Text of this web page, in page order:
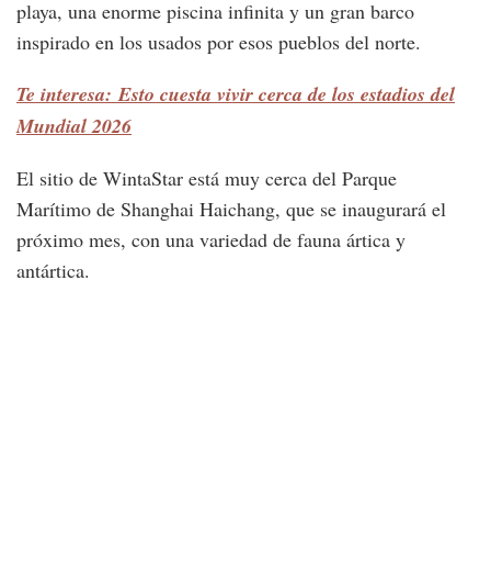
playa, una enorme piscina infinita y un gran barco
inspirado en los usados por esos pueblos del norte.
Te interesa: Esto cuesta vivir cerca de los estadios del
Mundial 2026
El sitio de WintaStar está muy cerca del Parque
Marítimo de Shanghai Haichang, que se inaugurará el
próximo mes, con una variedad de fauna ártica y
antártica.